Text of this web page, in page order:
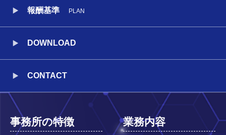
報酬基準 PLAN
DOWNLOAD
CONTACT
事務所の特徴 業務内容